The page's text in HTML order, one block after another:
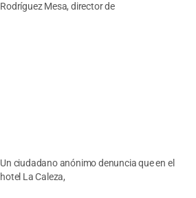
Rodríguez Mesa, director de
Un ciudadano anónimo denuncia que en el
hotel La Caleza,